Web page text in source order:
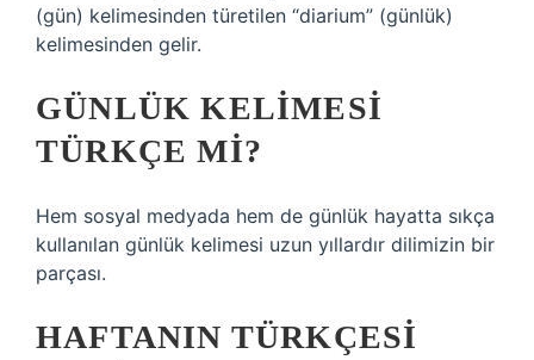
(gün) kelimesinden türetilen “diarium” (günlük)
kelimesinden gelir.
GÜNLÜK KELIMESI
TÜRKÇE MI?
Hem sosyal medyada hem de günlük hayatta sıkça
kullanılan günlük kelimesi uzun yıllardır dilimizin bir
parçası.
HAFTANIN TÜRKÇESI